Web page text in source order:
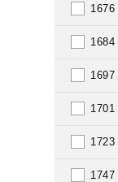
1676
1684
1697
1701
1723
1747